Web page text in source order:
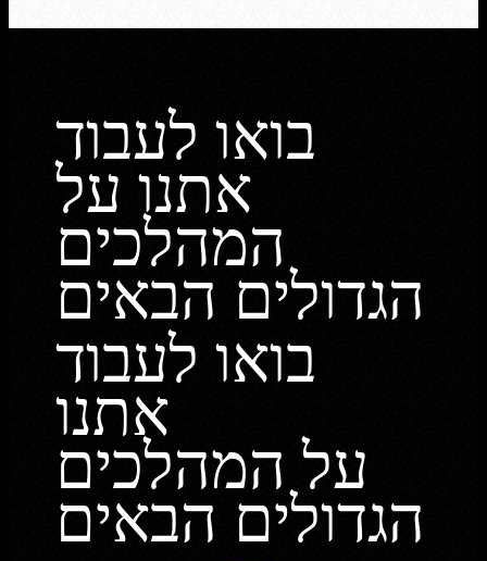
בואו לעבוד
אתנו על
המהלכים
הגדולים הבאים
בואו לעבוד
אתנו
על המהלכים
הגדולים הבאים